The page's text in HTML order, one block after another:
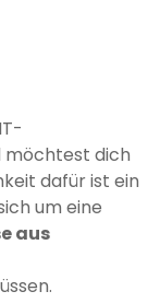
möchtest dich
dafür ist ein
um eine
aus